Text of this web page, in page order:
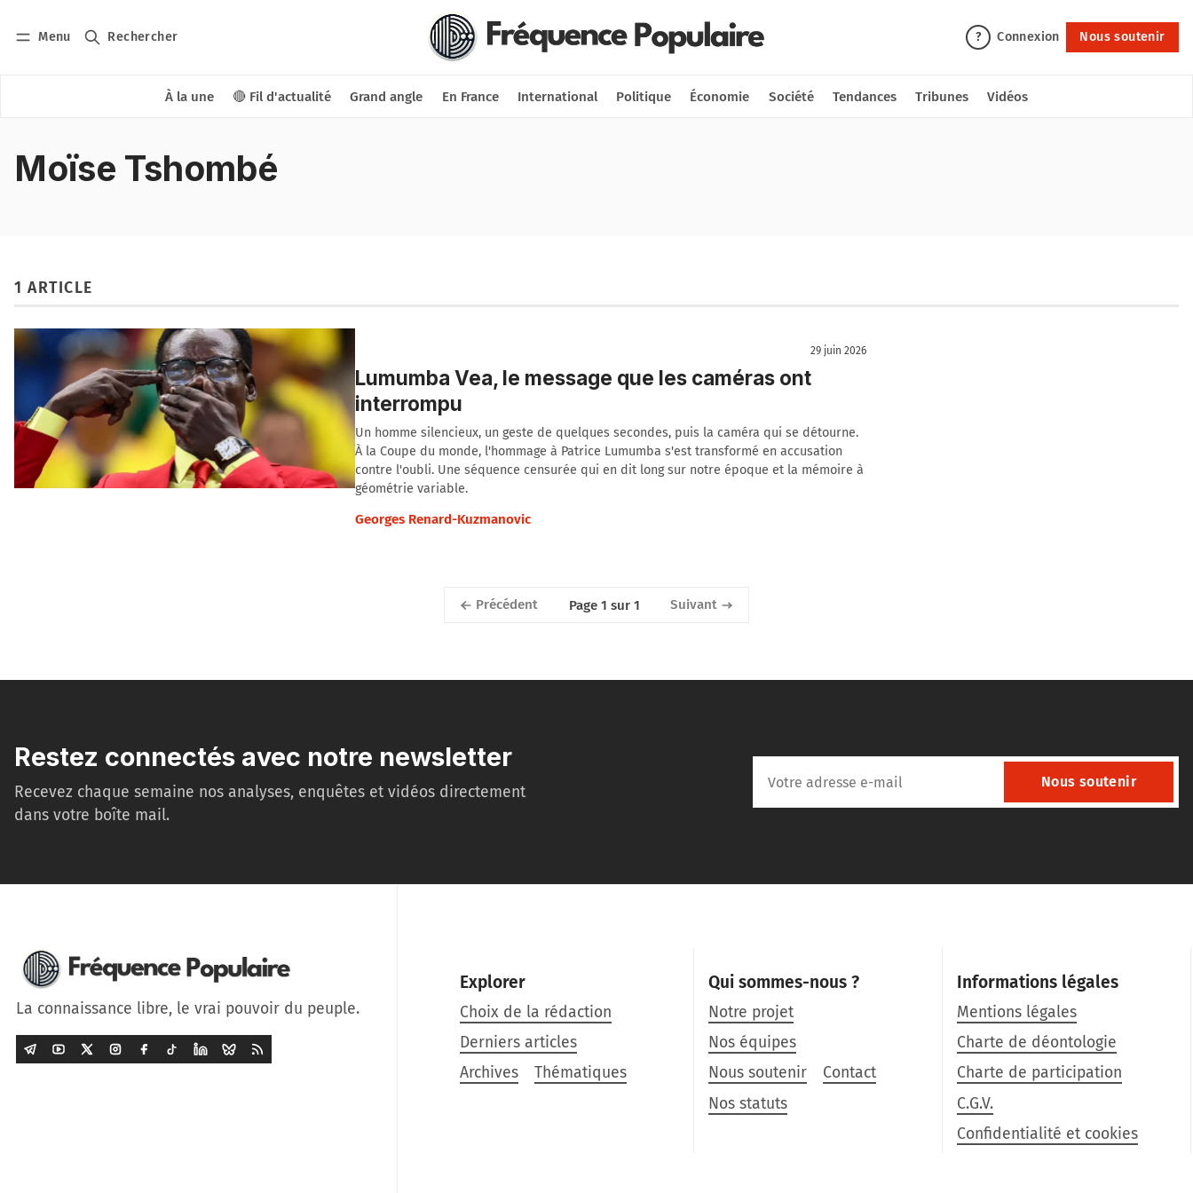
Menu Rechercher ? Connexion Nous soutenir
À la une 🔴 Fil d'actualité Grand angle En France International Politique Économie Société Tendances Tribunes Vidéos
Nous soutenir
Moïse Tshombé
1 ARTICLE
29 juin 2026
Lumumba Vea, le message que les caméras ont
interrompu
Un homme silencieux, un geste de quelques secondes, puis la caméra qui se détourne.
À la Coupe du monde, l'hommage à Patrice Lumumba s'est transformé en accusation
contre l'oubli. Une séquence censurée qui en dit long sur notre époque et la mémoire à
géométrie variable.
Georges Renard-Kuzmanovic
Précédent Page 1 sur 1 Suivant
Restez connectés avec notre newsletter
Recevez chaque semaine nos analyses, enquêtes et vidéos directement
dans votre boîte mail.
Nous soutenir
La connaissance libre, le vrai pouvoir du peuple.
Explorer
Choix de la rédaction
Derniers articles
Archives
Thématiques
Qui sommes-nous ?
Notre projet
Nos équipes
Nous soutenir
Contact
Nos statuts
Informations légales
Mentions légales
Charte de déontologie
Charte de participation
C.G.V.
Confidentialité et cookies